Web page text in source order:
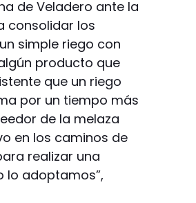
de Veladero ante la
consolidar los
simple riego con
producto que
que un riego
por un tiempo más
de la melaza
en los caminos de
realizar una
lo adoptamos”,